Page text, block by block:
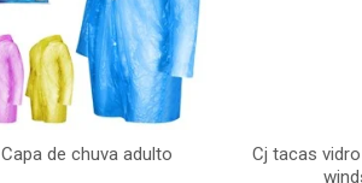
Capa de chuva adulto
Cj tacas